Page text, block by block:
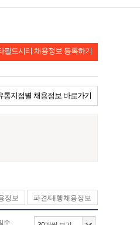
필드시티 채용정보 등록하기
통지점별 채용정보 바로가기
정보 파견/대행채용정보
순